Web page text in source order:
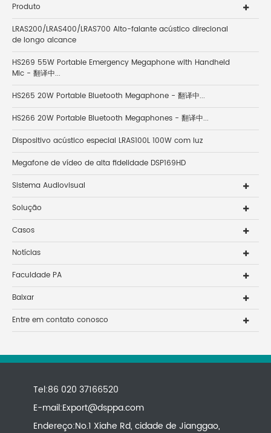
Produto
LRAS200/LRAS400/LRAS700 Alto-falante acústico direcional
de longo alcance
HS269 55W Portable Emergency Megaphone with Handheld
Mic - 翻译中...
HS265 20W Portable Bluetooth Megaphone - 翻译中...
HS266 20W Portable Bluetooth Megaphones - 翻译中...
Dispositivo acústico especial LRAS100L 100W com luz
Megafone de vídeo de alta fidelidade DSP169HD
Sistema Audiovisual
Solução
Casos
Notícias
Faculdade PA
Baixar
Entre em contato conosco
Tel:86 020 37166520
E-mail:Export@dsppa.com
Endereço:No.1 Xiahe Rd, cidade de Jianggao,